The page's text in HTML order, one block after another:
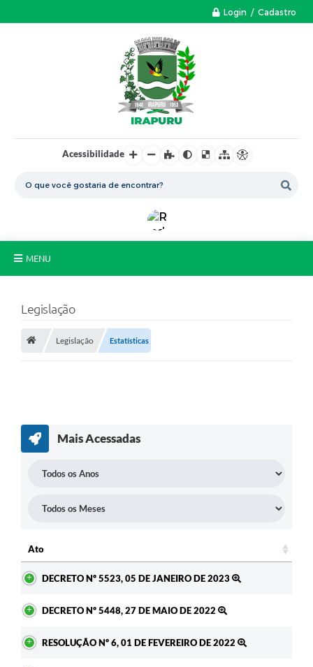
Login / Cadastro
Acessibilidade
MENU
ADMINISTRAÇÃO
Multimídia
ATENDIMENTO
Contratos
Audiências Públicas
Carta de Serviços
Turismo
Obras
Legislação
Legislação Estatísticas
Mais Acessadas
Ato
DECRETO Nº 5523, 05 DE JANEIRO DE 2023
DECRETO Nº 5448, 27 DE MAIO DE 2022
RESOLUÇÃO Nº 6, 01 DE FEVEREIRO DE 2022